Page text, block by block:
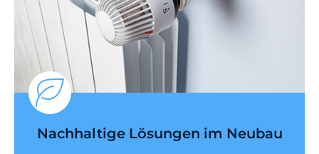
Nachhaltige Lösungen im Neubau